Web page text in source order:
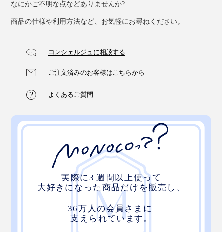
そして、旅の中で有機栽培を30年続ける茶農家と出会
い、その生産者、茶畑、茶葉に一目惚れ。真のオーガニ
茶畑の長閑な風景。そこに流れる長閑な時間。お茶を飲
めば、自然とホッとする。
お茶を通して長閑なひとときを過ごしてもらいたい、生
産者と消費者を直接繋ぎたい、という願いを込めて
『THE NODOKA』は産声をあげました。
なにかご不明な点などありませんか?
商品の仕様や利用方法など、お気軽にお尋ねください。
コンシェルジュに相談する
ご注文済みのお客様はこちらから
よくあるご質問